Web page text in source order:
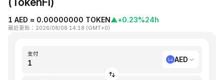
1 AED ≈ 0.00000000 TOKEN▲+0.23%24h
最近更新 ： 2026/08/08 14:18 (GMT+0)
支付
AED